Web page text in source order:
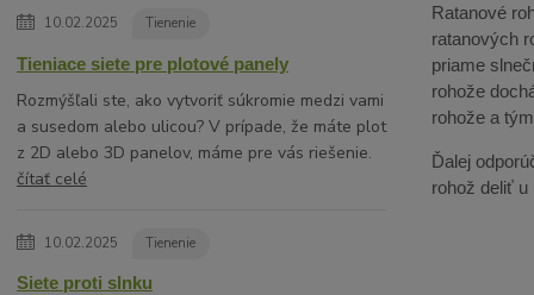
10.02.2025 Tienenie
Tieniace siete pre plotové panely
Rozmýšľali ste, ako vytvoriť súkromie medzi vami
a susedom alebo ulicou? V prípade, že máte plot
z 2D alebo 3D panelov, máme pre vás riešenie.
čítať celé
10.02.2025 Tienenie
Siete proti slnku
Ratanové
ratanových
priame
rohože
rohože a
Ďalej
rohož deliť u